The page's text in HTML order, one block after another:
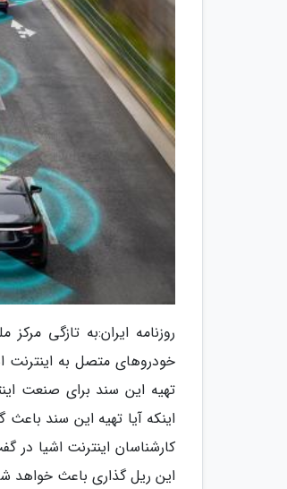
روزنامه ایران:به تازگی
اینکه آیا تهیه این سند
کارشناسان اینترنت اشیا در
این ریل گذاری باعث خواهد